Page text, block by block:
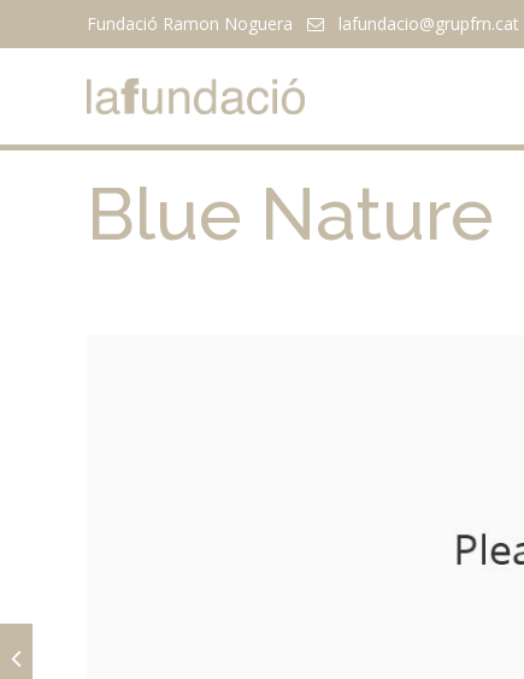
Fundació Ramon Noguera lafundacio@grupfrn.cat
Blue Nature